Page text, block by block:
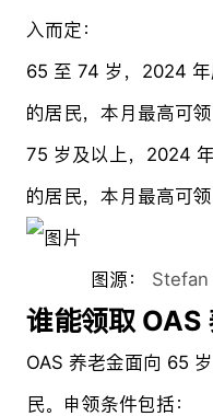
入而定：
65 至 74 岁，2024
的居民，本月最高可
75 岁及以上，2024
的居民，本月最高可领
图源：
谁能领取 OAS
OAS 养老金面向 65
民。申领条件包括：